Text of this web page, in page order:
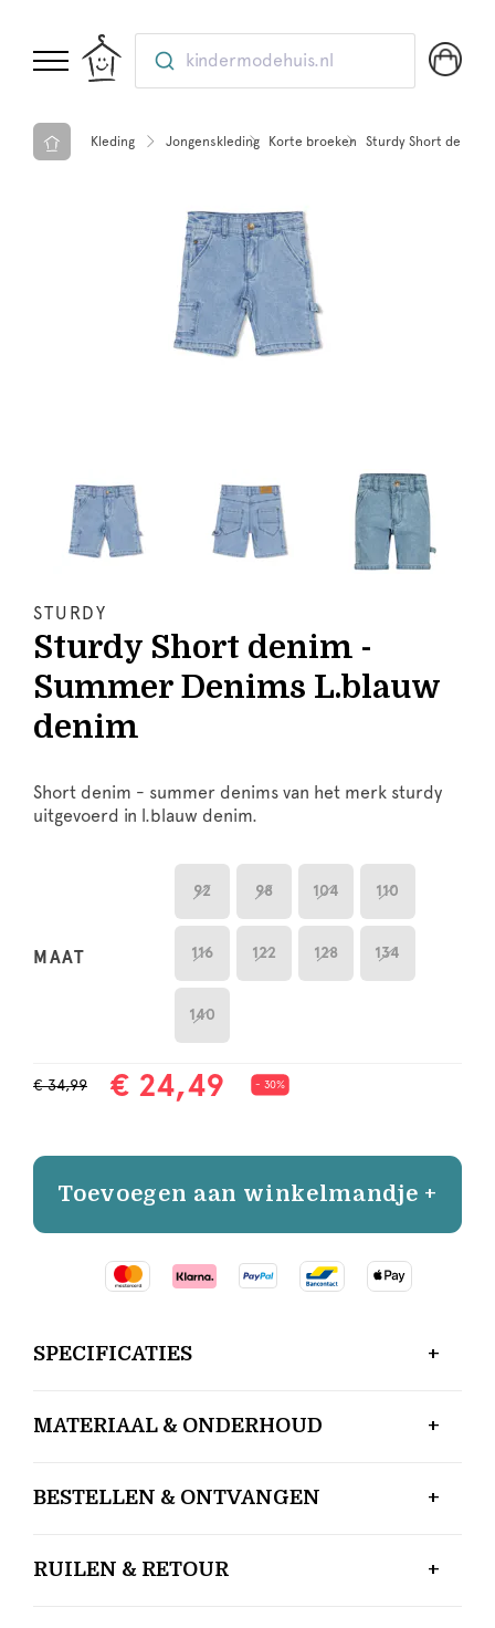
kindermodehuis.nl
Kleding Jongenskleding Korte broeken Sturdy Short denim -
STURDY
Sturdy Short denim -
Summer Denims L.blauw
denim
Short denim - summer denims van het merk sturdy
uitgevoerd in l.blauw denim.
MAAT
92 98 104 110
116 122 128 134
140
€ 34,99 € 24,49 - 30%
Toevoegen aan winkelmandje +
SPECIFICATIES
MATERIAAL & ONDERHOUD
BESTELLEN & ONTVANGEN
RUILEN & RETOUR